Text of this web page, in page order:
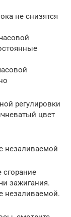
не снизятся
регулировки
цвет
незаливаемой
сгорание
зажигания.
незаливаемой.